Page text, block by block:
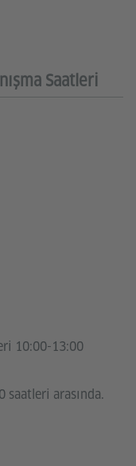
Saatleri
10:00-13:00
saatleri arasında.